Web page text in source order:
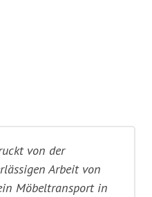
von der
Arbeit von
Möbeltransport in